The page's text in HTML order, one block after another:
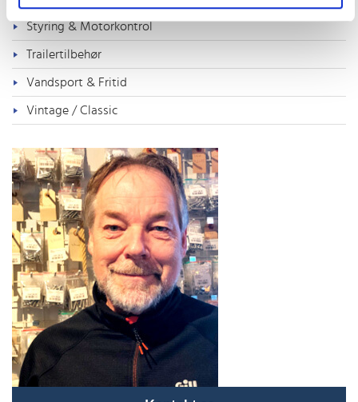
Styring & Motorkontrol
Trailertilbehør
Vandsport & Fritid
Vintage / Classic